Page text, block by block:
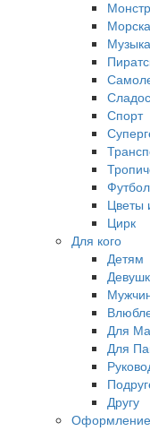
Музыка
Спорт
Футбол
Цветы
Цирк
Для кого
Детям
Для
Для
Другу